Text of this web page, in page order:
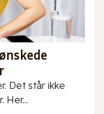
Det står ikke
Her...